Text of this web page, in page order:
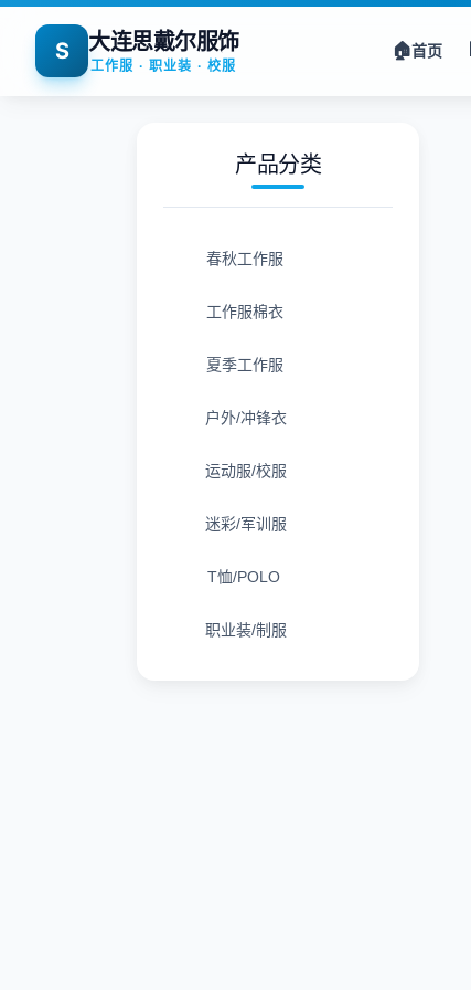
S 大连思戴尔服饰
工作服 · 职业装 · 校服
🏠首页
产品分类
春秋工作服
工作服棉衣
夏季工作服
户外/冲锋衣
运动服/校服
迷彩/军训服
T恤/POLO
职业装/制服